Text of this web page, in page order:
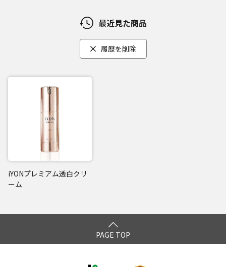
最近見た商品
履歴を削除
iYONプレミアム透白クリ
ーム
PAGE TOP